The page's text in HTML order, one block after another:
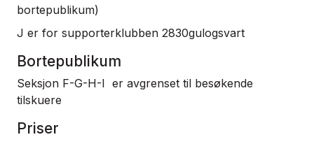
bortepublikum)
J er for supporterklubben 2830gulogsvart
Bortepublikum
Seksjon F-G-H-I er avgrenset til besøkende
tilskuere
Priser